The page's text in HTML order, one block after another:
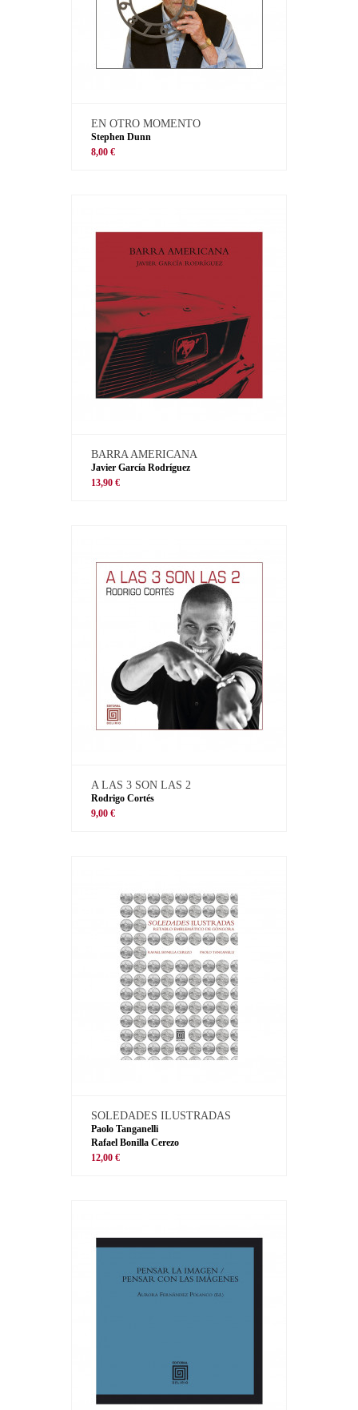
EN OTRO MOMENTO
Stephen Dunn
8,00 €
BARRA AMERICANA
Javier García Rodríguez
13,90 €
A LAS 3 SON LAS 2
Rodrigo Cortés
9,00 €
SOLEDADES ILUSTRADAS
Paolo Tanganelli
Rafael Bonilla Cerezo
12,00 €